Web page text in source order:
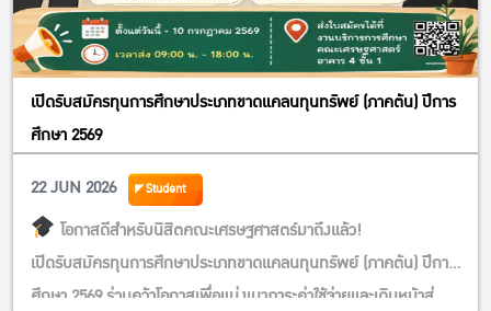
– ต่อยอดโอกาสด้านเส้นทางอาชีพในประเทศญี่ปุ่น
หรือกับบริษัทสัญชาติญี่ปุ่น
– ใช้ความเชี่ยวชาญต่อยอดสู่ความสำเร็จในประเทศญี่ปุ่น
คุณสมบัติผู้สมัคร
– อายุ 18-39 ปี (ณ วันที่ 24 ส.ค. 2026)
– ถือสัญชาติไทย หรือประเทศในกลุ่ม OECD/DAC
– กำลังศึกษาปีสุดท้ายในระดับปริญญาตรี
หรือจบการศึกษาปริญญาตรีขึ้นไป
– มีทักษะภาษาญี่ปุ่น (ระดับ JLPT N3 / CEFR B1 ขึ้นไป)
เปิดรับสมัครทุนการศึกษาประเภทขาดแคลนทุนทรัพย์ (ภาคต้น) ปีการ
ศึกษา 2569
22 JUN 2026
Student
โอกาสดีสำหรับนิสิตคณะเศรษฐศาสตร์มาถึงแล้ว!
เปิดรับสมัครทุนการศึกษาประเภทขาดแคลนทุนทรัพย์ (ภาคต้น) ปีการ
ศึกษา 2569 ร่วมคว้าโอกาสเพื่อแบ่งเบาภาระค่าใช้จ่ายและเดินหน้าสู่